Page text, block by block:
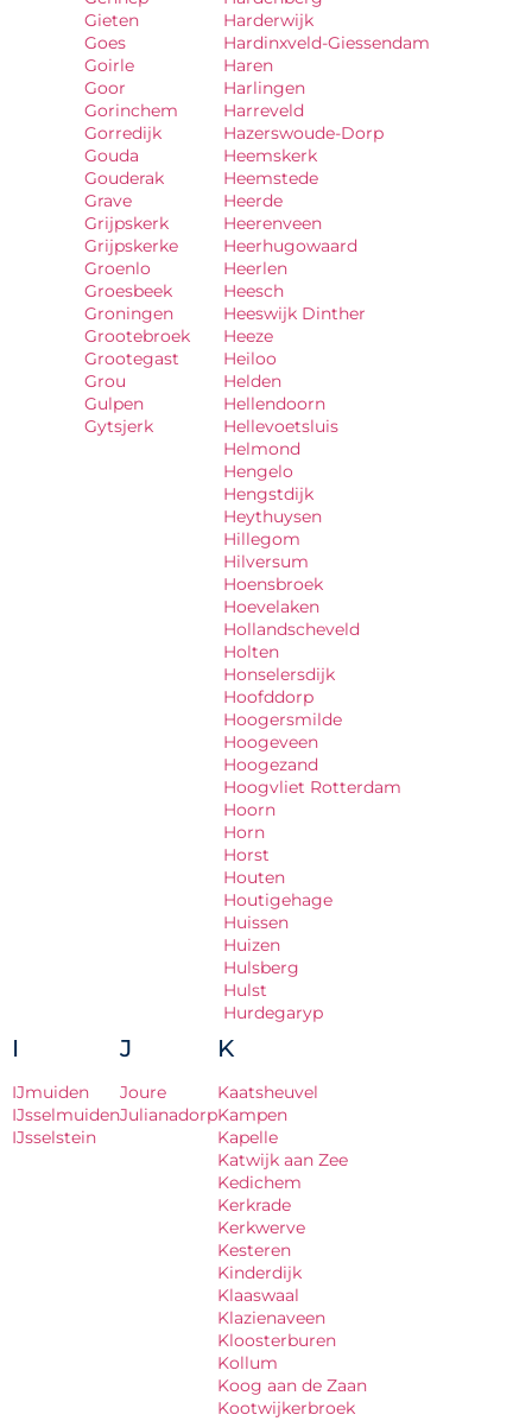
Gieten
Goes
Goirle
Goor
Gorinchem
Gorredijk
Gouda
Gouderak
Grave
Grijpskerk
Grijpskerke
Groenlo
Groesbeek
Groningen
Grootebroek
Grootegast
Grou
Gulpen
Gytsjerk
Harderwijk
Hardinxveld-Giessendam
Haren
Harlingen
Harreveld
Hazerswoude-Dorp
Heemskerk
Heemstede
Heerde
Heerenveen
Heerhugowaard
Heerlen
Heesch
Heeswijk Dinther
Heeze
Heiloo
Helden
Hellendoorn
Hellevoetsluis
Helmond
Hengelo
Hengstdijk
Heythuysen
Hillegom
Hilversum
Hoensbroek
Hoevelaken
Hollandscheveld
Holten
Honselersdijk
Hoofddorp
Hoogersmilde
Hoogeveen
Hoogezand
Hoogvliet Rotterdam
Hoorn
Horn
Horst
Houten
Houtigehage
Huissen
Huizen
Hulsberg
Hulst
Hurdegaryp
I
IJmuiden
IJsselmuiden
IJsselstein
J
Joure
Julianadorp
K
Kaatsheuvel
Kampen
Kapelle
Katwijk aan Zee
Kedichem
Kerkrade
Kerkwerve
Kesteren
Kinderdijk
Klaaswaal
Klazienaveen
Kloosterburen
Kollum
Koog aan de Zaan
Kootwijkerbroek